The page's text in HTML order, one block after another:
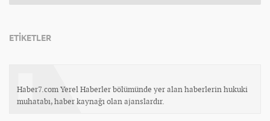
ETİKETLER
Haber7.com Yerel Haberler bölümünde yer alan haberlerin hukuki
muhatabı, haber kaynağı olan ajanslardır.